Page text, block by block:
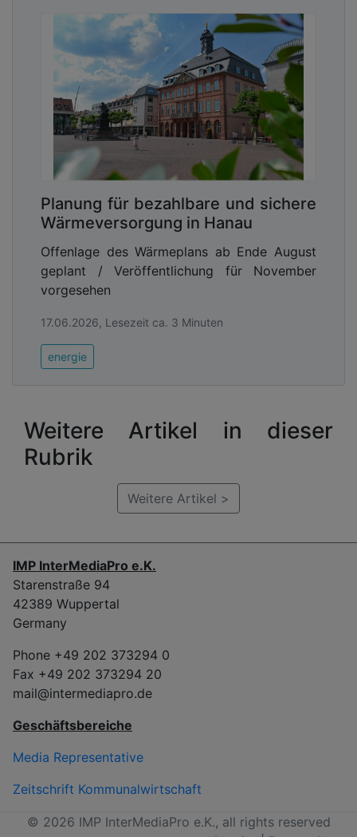
Planung für bezahlbare und sichere
Wärmeversorgung in Hanau
Offenlage des Wärmeplans ab Ende August
geplant / Veröffentlichung für November
vorgesehen
17.06.2026, Lesezeit ca. 3 Minuten
energie
Weitere Artikel in dieser
Rubrik
Weitere Artikel >
IMP InterMediaPro e.K.
Starenstraße 94
42389 Wuppertal
Germany
Phone +49 202 373294 0
Fax +49 202 373294 20
mail@intermediapro.de
Geschäftsbereiche
Media Representative
Zeitschrift Kommunalwirtschaft
© 2026 IMP InterMediaPro e.K., all rights reserved